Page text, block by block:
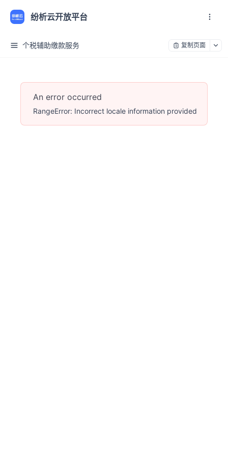
纷析云开放平台
个税辅助缴款服务 复制页面
An error occurred
RangeError: Incorrect locale information provided